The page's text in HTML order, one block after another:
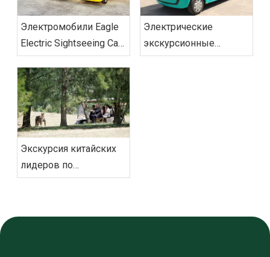
Электромобили Eagle
Electric Sightseeing Cars
доставили заказ во
Вьетнам
Электрические
экскурсионные
автомобили Eagle
Экскурсия китайских
лидеров по
резиденции генерал-